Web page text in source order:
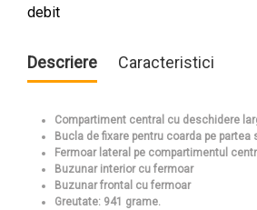
debit
Descriere Caracteristici
Compartiment central cu deschidere
Bucla de fixare pentru coarda pe partea
Fermoar lateral pe compartimentul
Buzunar interior cu fermoar
Buzunar frontal cu fermoar
Greutate: 941 grame.